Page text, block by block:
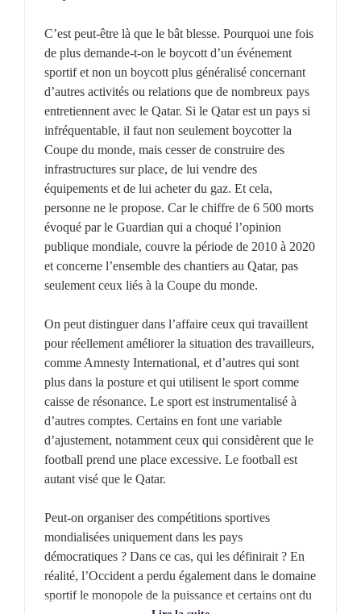
C’est peut-être là que le bât blesse. Pourquoi une fois
de plus demande-t-on le boycott d’un événement
sportif et non un boycott plus généralisé concernant
d’autres activités ou relations que de nombreux pays
entretiennent avec le Qatar. Si le Qatar est un pays si
infréquentable, il faut non seulement boycotter la
Coupe du monde, mais cesser de construire des
infrastructures sur place, de lui vendre des
équipements et de lui acheter du gaz. Et cela,
personne ne le propose. Car le chiffre de 6 500 morts
évoqué par le Guardian qui a choqué l’opinion
publique mondiale, couvre la période de 2010 à 2020
et concerne l’ensemble des chantiers au Qatar, pas
seulement ceux liés à la Coupe du monde.
On peut distinguer dans l’affaire ceux qui travaillent
pour réellement améliorer la situation des travailleurs,
comme Amnesty International, et d’autres qui sont
plus dans la posture et qui utilisent le sport comme
caisse de résonance. Le sport est instrumentalisé à
d’autres comptes. Certains en font une variable
d’ajustement, notamment ceux qui considèrent que le
football prend une place excessive. Le football est
autant visé que le Qatar.
Peut-on organiser des compétitions sportives
mondialisées uniquement dans les pays
démocratiques ? Dans ce cas, qui les définirait ? En
réalité, l’Occident a perdu également dans le domaine
sportif le monopole de la puissance et certains ont du